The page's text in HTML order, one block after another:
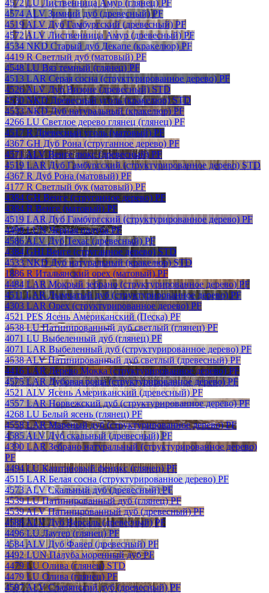
4572 LU Лиственница Амур (глянец) PF
4574 ALV Зимний дуб (древесный) PF
4519 ALV Дуб Гамбургский (древесный) PF
4572 ALV Лиственница Амур (древесный) PF
4534 NKD Старый дуб Декапе (кракелюр) PF
4419 R Светлый дуб (матовый) PF
4548 LU Вяз темный (глянец) PF
4513 LAR Серая сосна (структурированное дерево) PF
4526 ALV Дуб Визоне (древесный) STD
4530 NKD Древесный уголь (кракелюр) STD
4533 NKD Дуб натуральный (кракелюр) PF
4266 LU Светлое дерево глянец (глянец) PF
4517 R Древесный уголь (матовый) PF
4367 GH Дуб Рона (струганное дерево) PF
4571 ALV Венге люкс (древесный) PF
4519 LAR Дуб Гамбургский (структурированное дерево) STD
4367 R Дуб Рона (матовый) PF
4177 R Светлый бук (матовый) PF
4384 GH Венге (струганное дерево) PF
4384 R Венге (матовый) PF
4519 LAR Дуб Гамбургский (структурированное дерево) PF
4490 LUN Черная палуба PF
4586 ALV Дуб Техас (древесный) PF
4384 GHI Венге (струганное дерево) STD
4533 NKD Дуб натуральный (кракелюр) STD
1886 R Итальянский орех (матовый) PF
4484 LAR Мокрый зебрано (структурированное дерево) PF
4511 LAR Дымчатый дуб (структурированное дерево) PF
4303 LAR Орех (структурированное дерево) PF
4521 PES Ясень Американский (Песка) PF
4538 LU Патинированный дуб светлый (глянец) PF
4071 LU Выбеленный дуб (глянец) PF
4071 LAR Выбеленный дуб (структурированное дерево) PF
4538 ALV Патинированный дуб светлый (древесный) PF
4416 LAR Дерево Мокка (структурированное дерево) PF
4575 LAR Дубовая роща (структурированное дерево) PF
4521 ALV Ясень Американский (древесный) PF
4557 LAR Норвежский дуб (структурированное дерево) PF
4268 LU Белый ясень (глянец) PF
4558 LAR Мареный дуб (структурированное дерево) PF
4585 ALV Дуб скальный (древесный) PF
4390 LAR Зебрано натуральный (структурированное дерево)
PF
4494 LU Каштановый феникс (глянец) PF
4515 LAR Белая сосна (структурированное дерево) PF
4573 ALV Скальный дуб (древесный) PF
4539 LU Патинированный дуб (глянец) PF
4539 ALV Патинированный дуб (древесный) PF
4588 ALV Дуб Версаль (древесный) PF
4496 LU Лаутер (глянец) PF
4584 ALV Дуб Фавер (древесный) PF
4492 LUN Палуба моренный дуб PF
4479 LU Олива (глянец) STD
4479 LU Олива (глянец) PF
4587 ALV Славянский дуб (древесный) PF